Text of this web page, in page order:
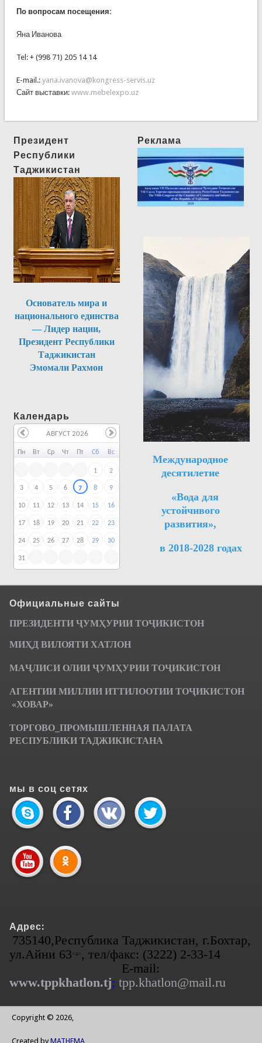
По вопросам посещения:
Яна Иванова
Tel: + (998 71) 205 14 14
E-mail.: yana.ivanova@kongress-servis.uz
Сайт выставки: www.mebelexpo.uz
Президент
Республики
Таджикистан
Основатель мира и
национального единства
— Лидер нации,
Президент Республики
Таджикистан
Эмомали Рахмон
Календарь
Пн Вт Ср Чт Пт Сб Вс
1 2
3 4 5 6 7 8 9
10 11 12 13 14 15 16
17 18 19 20 21 22 23
24 25 26 27 28 29 30
31
АВГУСТ 2026
Реклама
Международное
десятилетие
«Вода для
устойчивого
развития»,
в 2018-2028 годах
Официальные сайты
ПРЕЗИДЕНТИ ҶУМҲУРИИ ТОҶИКИСТОН
МИҲД ВИЛОЯТИ ХАТЛОН
МАҶЛИСИ ОЛИИ ҶУМҲУРИИ ТОҶИКИСТОН
АГЕНТИИ МИЛЛИИ ИТТИЛООТИИ ТОҶИКИСТОН
«ХОВАР»
ТОРГОВО_ПРОМЫШЛЕННАЯ ПАЛАТА
РЕСПУБЛИКИ ТАДЖИКИСТАНА
мы в соц сетях
Адрес:
735140,Республика Таджикистан, г.Бохтар,
ул.Айни 63<а>, тел/факс: (3222) 2-33-14
E-mail:
www.tppkhatlon.tj; tpp.khatlon@mail.ru
Copyright © 2026,
Created byMATHEMA